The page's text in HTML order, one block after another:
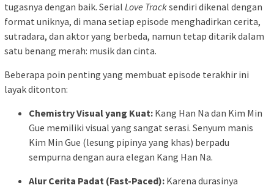
tugasnya dengan baik. Serial Love Tracksendiri dikenal dengan
format uniknya, di mana setiap episode menghadirkan cerita,
sutradara, dan aktor yang berbeda, namun tetap ditarik dalam
satu benang merah: musik dan cinta.
Beberapa poin penting yang membuat episode terakhir ini
layak ditonton:
Chemistry Visual yang Kuat: Kang Han Na dan Kim Min
Gue memiliki visual yang sangat serasi. Senyum manis
Kim Min Gue (lesung pipinya yang khas) berpadu
sempurna dengan aura elegan Kang Han Na.
Alur Cerita Padat (Fast-Paced): Karena durasinya